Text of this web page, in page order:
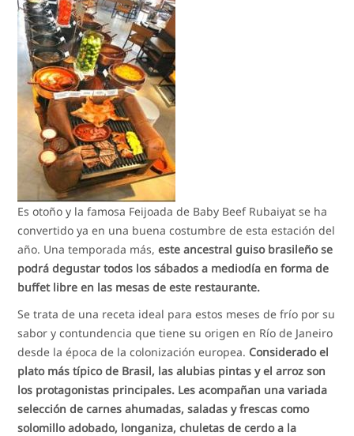
Es otoño y la famosa Feijoada de Baby Beef Rubaiyat se ha
convertido ya en una buena costumbre de esta estación del
año. Una temporada más,este ancestral guiso brasileño se
podrá degustar todos los sábados a mediodía en forma de
buffet libre en las mesas de este restaurante.
Se trata de una receta ideal para estos meses de frío por su
sabor y contundencia que tiene su origen en Río de Janeiro
desde la época de la colonización europea. Considerado el
plato más típico de Brasil, las alubias pintas y el arroz son
los protagonistas principales. Les acompañan una variada
selección de carnes ahumadas, saladas y frescas como
solomillo adobado, longaniza, chuletas de cerdo a la